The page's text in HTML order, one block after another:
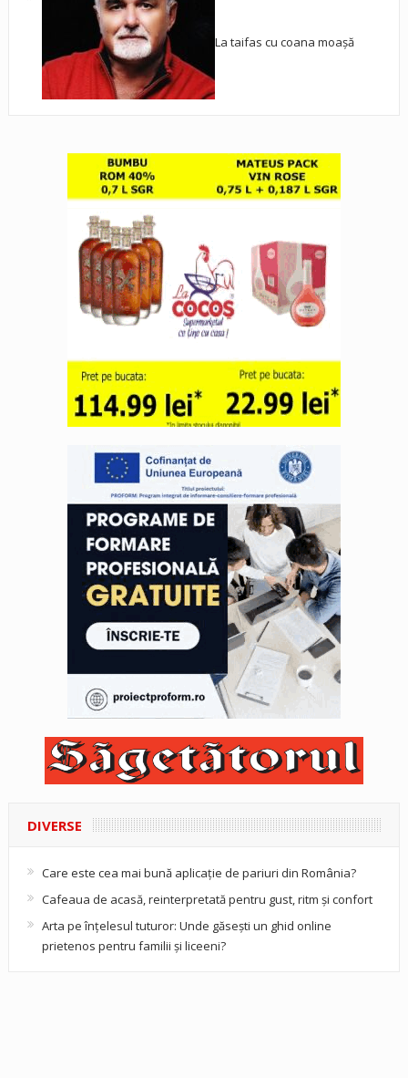
La taifas cu coana moașă
DIVERSE
Care este cea mai bună aplicație de pariuri din România?
Cafeaua de acasă, reinterpretată pentru gust, ritm și confort
Arta pe înțelesul tuturor: Unde găsești un ghid online
prietenos pentru familii și liceeni?